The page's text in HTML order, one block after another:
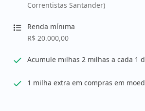
Correntistas Santander)
Renda mínima
R$ 20.000,00
Acumule milhas 2 milhas a cada 1
1 milha extra em compras em